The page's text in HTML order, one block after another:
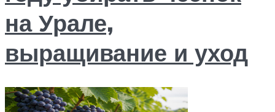
на Урале,
выращивание и уход